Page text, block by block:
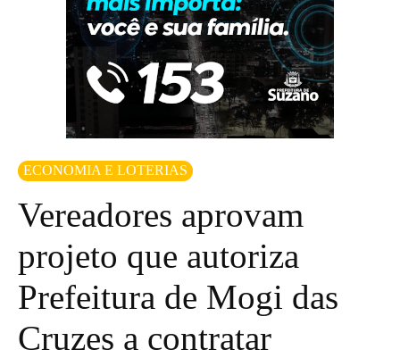
ECONOMIA E LOTERIAS
Vereadores aprovam
projeto que autoriza
Prefeitura de Mogi das
Cruzes a contratar